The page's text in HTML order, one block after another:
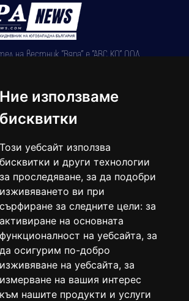
Ние използваме
бисквитки
Този уебсайт използва
бисквитки и други технологии
за проследяване, за да подобри
изживяването ви при
сърфиране за следните цели: за
активиране на основната
функционалност на уебсайта, за
да осигурим по-добро
изживяване на уебсайта, за
измерване на вашия интерес
към нашите продукти и услуги
на вестник "Вяра" е "АВС КО" ООД,
година.
Ботев" 43
и абонаменти